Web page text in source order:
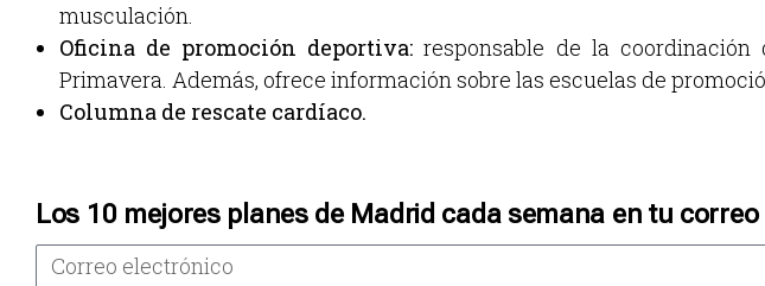
musculación.
Oficina de promoción deportiva: responsable de la coordinación
Primavera. Además, ofrece información sobre las escuelas de
Columna de rescate cardíaco.
Los 10 mejores planes de Madrid cada semana en tu correo